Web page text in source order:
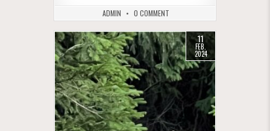
ADMIN 0 COMMENT
11
FEB.
2024